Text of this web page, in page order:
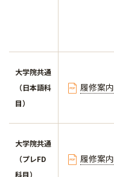
大学院共通
（日本語科
目）
履修案内
大学院共通
（プレFD
科目）
履修案内